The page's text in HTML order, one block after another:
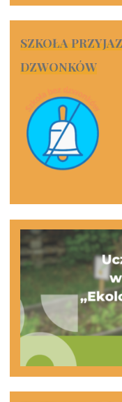
SZKOŁA
DZWONKÓW